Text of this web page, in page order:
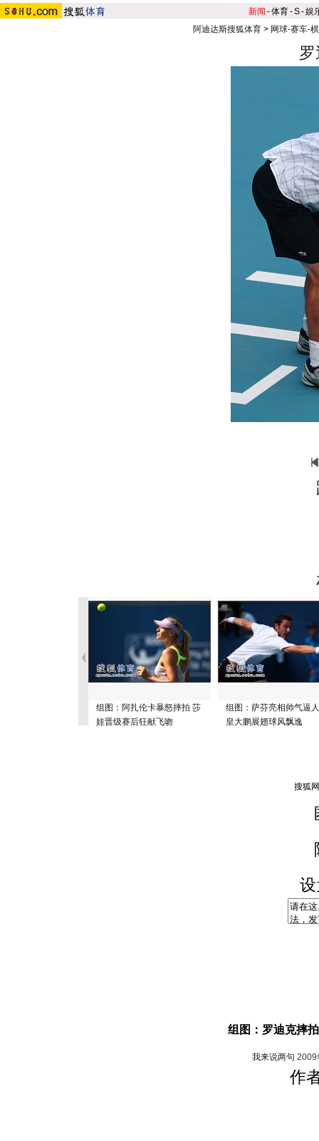
新闻 -体育-S-娱
阿迪达斯搜狐体育> 网球-赛车-
组图：阿扎伦卡暴怒摔拍 莎
娃晋级赛后狂献飞吻
组图：萨芬亮相帅气逼
皇大鹏展翅球风飘逸
组图：罗迪克摔
我来说两句 2009
作